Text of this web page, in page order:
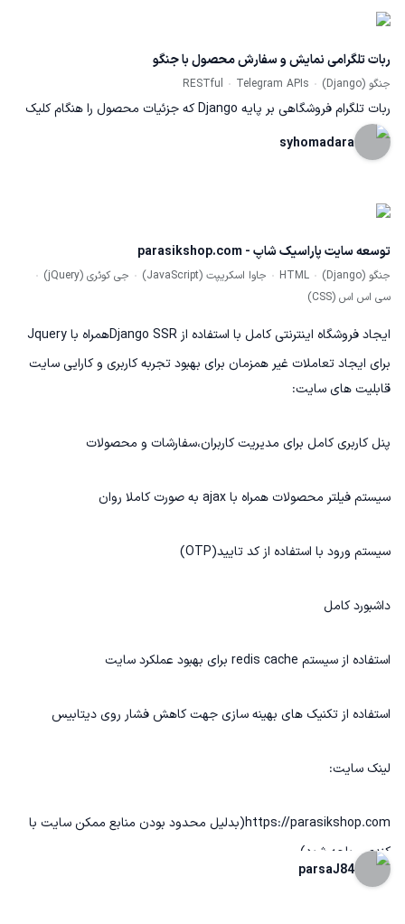
ربات تلگرامی نمایش و سفارش محصول با جنگو
جنگو (Django) Telegram APIs
RESTful
ربات تلگرام فروشگاهی بر پایه Django که جزئیات محصول را هنگام کلیک
روی لینک کانال نمایش می‌دهد. امکانات: افزودن به سفارش، توضیحات
https://github.com/SyHoMadara/online-shop-backend
syhomadara
توسعه سایت پاراسیک شاپ - parasikshop.com
جنگو (Django) HTML جاوا اسکریپت (JavaScript)
جی کوئری (jQuery)
سی اس اس (CSS)
ایجاد فروشگاه اینترنتی کامل با استفاده از Django SSRهمراه با Jquery
برای ایجاد تعاملات غیر همزمان برای بهبود تجربه کاربری و کارایی سایت
قابلیت های سایت:
پنل کاربری کامل برای مدیریت کاربران،سفارشات و محصولات
سیستم فیلتر محصولات همراه با ajax به صورت کاملا روان
سیستم ورود با استفاده از کد تایید(OTP)
داشبورد کامل
استفاده از سیستم redis cache برای بهبود عملکرد سایت
استفاده از تکنیک های بهینه سازی جهت کاهش فشار روی دیتابیس
لینک سایت:
https://parasikshop.com(بدلیل محدود بودن منابع ممکن سایت با
کندی مواجه شود)
parsaJ84